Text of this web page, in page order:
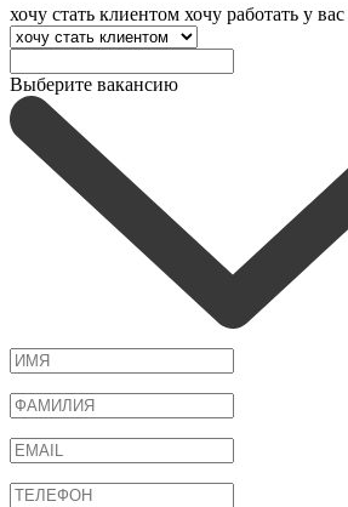
хочу стать клиентом хочу работать у вас
Выберите вакансию